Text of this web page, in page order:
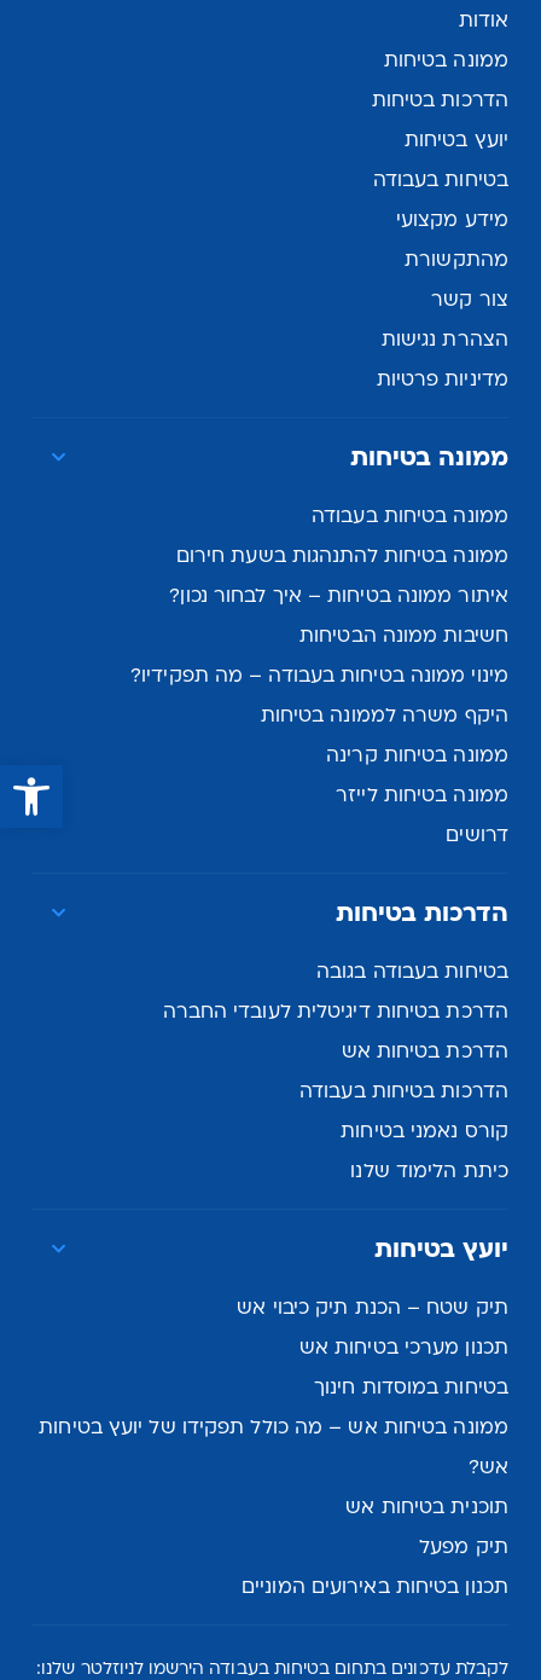
אודות
ממונה בטיחות
הדרכות בטיחות
יועץ בטיחות
בטיחות בעבודה
מידע מקצועי
מהתקשורת
צור קשר
הצהרת נגישות
מדיניות פרטיות
ממונה בטיחות
ממונה בטיחות בעבודה
ממונה בטיחות להתנהגות בשעת חירום
איתור ממונה בטיחות – איך לבחור נכון?
חשיבות ממונה הבטיחות
מינוי ממונה בטיחות בעבודה – מה תפקידיו?
היקף משרה לממונה בטיחות
ממונה בטיחות קרינה
ממונה בטיחות לייזר
דרושים
הדרכות בטיחות
בטיחות בעבודה בגובה
הדרכת בטיחות דיגיטלית לעובדי החברה
הדרכת בטיחות אש
הדרכות בטיחות בעבודה
קורס נאמני בטיחות
כיתת הלימוד שלנו
יועץ בטיחות
תיק שטח – הכנת תיק כיבוי אש
תכנון מערכי בטיחות אש
בטיחות במוסדות חינוך
ממונה בטיחות אש – מה כולל תפקידו של יועץ בטיחות
אש?
תוכנית בטיחות אש
תיק מפעל
תכנון בטיחות באירועים המוניים
לקבלת עדכונים בתחום בטיחות בעבודה הירשמו לניוזלטר שלנו:
פתח סרגל נגישות